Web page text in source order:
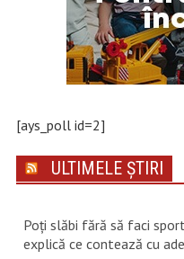
[ays_poll id=2]
ULTIMELE ȘTIRI
Poți slăbi fără să faci
explică ce contează cu